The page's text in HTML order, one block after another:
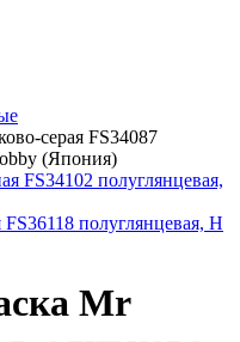
серая FS34087
(Япония)
FS34102 полуглянцевая,
полуглянцевая, H
Mr